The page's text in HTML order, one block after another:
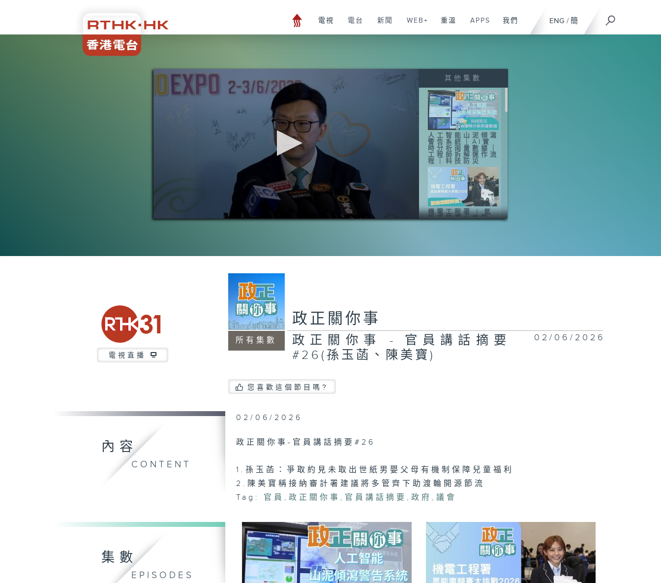
ENG / 簡
電視 電台 新聞 WEB+ 重溫 APPS 我們
0
其他集數
人工智能山泥傾瀉
警告系統｜AI實
時分析雨量數據｜
工程師拆解運作流
程｜科技防災
機電工程署 | 氫
能車競賽大挑戰
智慧渠務
將軍澳南公園｜認
識海綿城市設計｜
公園都能化身成防
洪工具？
政正關你事：運輸
及物流局｜港車北
上＋ 粵車南下
（上）｜香港人自
駕遊熱門之選！
「港車北上」你試
電視直播
所有集數
政正關你事
政正關你事 - 官員講話摘要
#26(孫玉菡、陳美寶)
02/06/2026
您喜歡這個節目嗎?
內容
CONTENT
02/06/2026
政正關你事-官員講話摘要#26
1.孫玉菡：爭取約見未取出世紙男嬰父母有機制保障兒童福利
2.陳美寶稱接納審計署建議將多管齊下助渡輪開源節流
Tag:
官員 ,政正關你事 , 官員講話摘要 ,政府 ,議會
集數
EPISODES